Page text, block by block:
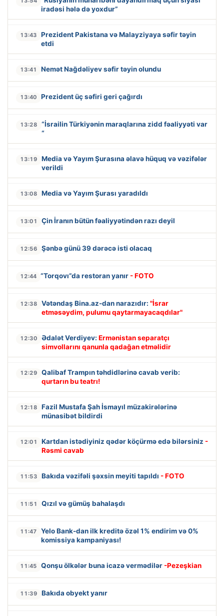
iradəsi hələ də yoxdur”
13:43
Prezident Pakistana və Malayziyaya səfir təyin
etdi
13:41 Nemət Nağdəliyev səfir təyin olundu
13:40 Prezident üç səfiri geri çağırdı
13:28
“İsrailin Türkiyənin maraqlarına zidd fəaliyyəti var
“
13:19
Media və Yayım Şurasına əlavə hüquq və vəzifələr
verildi
13:08 Media və Yayım Şurası yaradıldı
13:01 Çin İranın bütün fəaliyyətindən razı deyil
12:56 Şənbə günü 39 dərəcə isti olacaq
12:44 “Torqovı”da restoran yanır - FOTO
12:38 Vətəndaş Bina.az-dan narazıdır: "İsrar
etməsəydim, pulumu qaytarmayacaqdılar"
12:30 Ədalət Verdiyev: Ermənistan separatçı
simvollarını qanunla qadağan etməlidir
12:29
Qalibaf Trampın təhdidlərinə cavab verib:
qurtarın bu teatrı!
12:18
Fazil Mustafa Şah İsmayıl müzakirələrinə
münasibət bildirdi
12:01 Kartdan istədiyiniz qədər köçürmə edə bilərsiniz -
Rəsmi cavab
11:53 Bakıda vəzifəli şəxsin meyiti tapıldı - FOTO
11:51 Qızıl və gümüş bahalaşdı
11:47
Yelo Bank-dan ilk kreditə özəl 1% endirim və 0%
komissiya kampaniyası!
11:45 Qonşu ölkələr buna icazə vermədilər -Pezeşkian
11:39 Bakıda obyekt yanır